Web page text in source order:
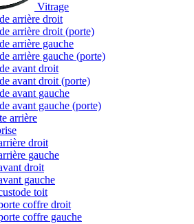
Vitrage
arrière droit
arrière droit (porte)
arrière gauche
arrière gauche (porte)
avant droit
avant droit (porte)
avant gauche
avant gauche (porte)
arrière
droit
gauche
droit
gauche
toit
coffre droit
coffre gauche